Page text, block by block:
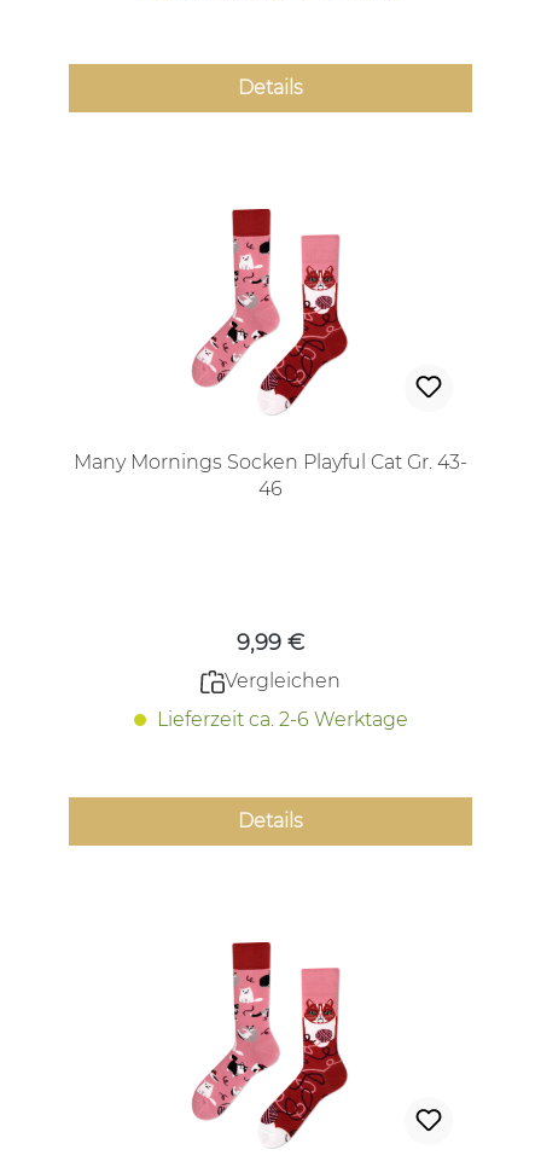
Details
Many Mornings Socken Playful Cat Gr. 43-
46
9,99 €
Vergleichen
Lieferzeit ca. 2-6 Werktage
Details